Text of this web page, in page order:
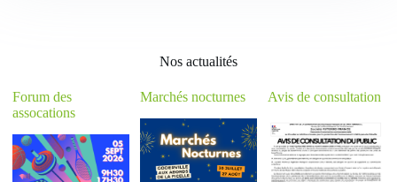
Nos actualités
Forum des
assocations
Marchés nocturnes Avis de consultation